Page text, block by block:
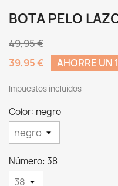
BOTA PELO
49,95 €
39,95 €
AHORRE UN
Impuestos incluidos
Color: negro
Número: 38
Crear lista de